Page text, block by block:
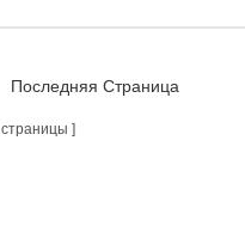
Последняя Страница
страницы